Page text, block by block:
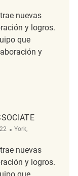
nuevas
y logros.
que
y
Ubicación
York,
nuevas
y logros.
que